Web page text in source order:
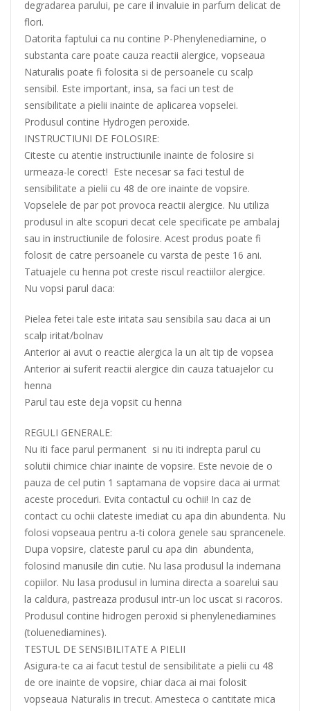
degradarea parului, pe care il invaluie in parfum delicat de
flori.
Datorita faptului ca nu contine P-Phenylenediamine, o
substanta care poate cauza reactii alergice, vopseaua
Naturalis poate fi folosita si de persoanele cu scalp
sensibil. Este important, insa, sa faci un test de
sensibilitate a pielii inainte de aplicarea vopselei.
Produsul contine Hydrogen peroxide.
INSTRUCTIUNI DE FOLOSIRE:
Citeste cu atentie instructiunile inainte de folosire si
urmeaza-le corect! Este necesar sa faci testul de
sensibilitate a pielii cu 48 de ore inainte de vopsire.
Vopselele de par pot provoca reactii alergice. Nu utiliza
produsul in alte scopuri decat cele specificate pe ambalaj
sau in instructiunile de folosire. Acest produs poate fi
folosit de catre persoanele cu varsta de peste 16 ani.
Tatuajele cu henna pot creste riscul reactiilor alergice.
Nu vopsi parul daca:
Pielea fetei tale este iritata sau sensibila sau daca ai un
scalp iritat/bolnav
Anterior ai avut o reactie alergica la un alt tip de vopsea
Anterior ai suferit reactii alergice din cauza tatuajelor cu
henna
Parul tau este deja vopsit cu henna
REGULI GENERALE:
Nu iti face parul permanent si nu iti indrepta parul cu
solutii chimice chiar inainte de vopsire. Este nevoie de o
pauza de cel putin 1 saptamana de vopsire daca ai urmat
aceste proceduri. Evita contactul cu ochii! In caz de
contact cu ochii clateste imediat cu apa din abundenta. Nu
folosi vopseaua pentru a-ti colora genele sau sprancenele.
Dupa vopsire, clateste parul cu apa din abundenta,
folosind manusile din cutie. Nu lasa produsul la indemana
copiilor. Nu lasa produsul in lumina directa a soarelui sau
la caldura, pastreaza produsul intr-un loc uscat si racoros.
Produsul contine hidrogen peroxid si phenylenediamines
(toluenediamines).
TESTUL DE SENSIBILITATE A PIELII
Asigura-te ca ai facut testul de sensibilitate a pielii cu 48
de ore inainte de vopsire, chiar daca ai mai folosit
vopseaua Naturalis in trecut. Amesteca o cantitate mica